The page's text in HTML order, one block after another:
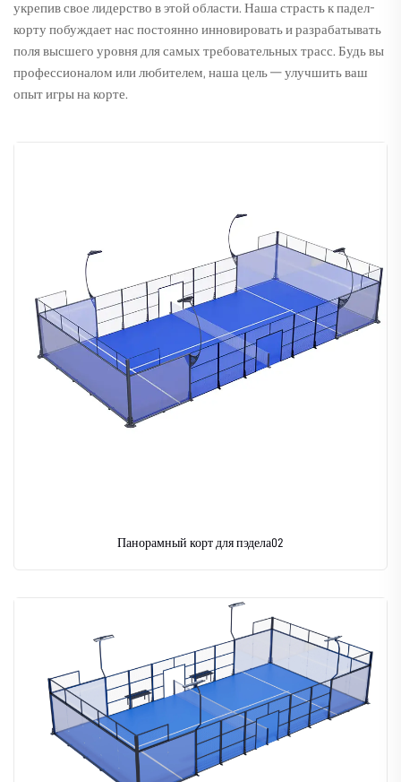
укрепив свое лидерство в этой области. Наша страсть к падел-
корту побуждает нас постоянно инновировать и разрабатывать
поля высшего уровня для самых требовательных трасс. Будь вы
профессионалом или любителем, наша цель — улучшить ваш
опыт игры на корте.
Панорамный корт для пэдела02